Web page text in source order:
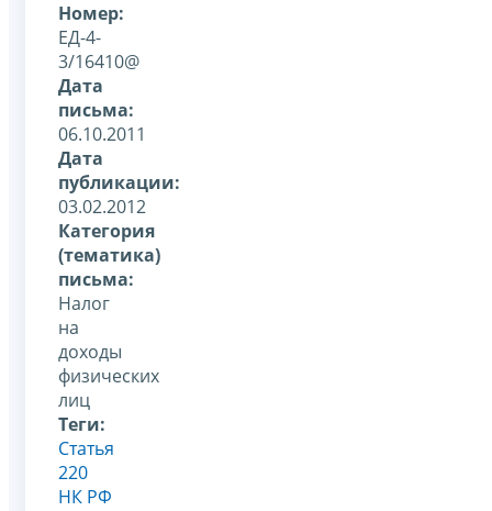
Номер:
ЕД-4-
3/16410@
Дата
письма:
06.10.2011
Дата
публикации:
03.02.2012
Категория
(тематика)
письма:
Налог
на
доходы
физических
лиц
Теги:
Статья
220
НК РФ